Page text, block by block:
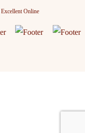
Excellent Online